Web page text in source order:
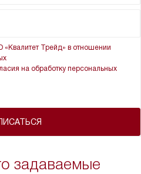
«Квалитет Трейд» в отношении
на обработку персональных
задаваемые